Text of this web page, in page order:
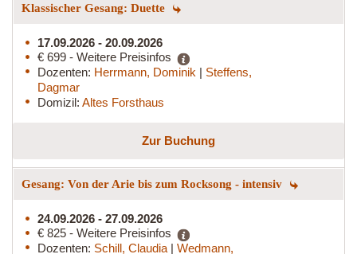
Klassischer Gesang: Duette
17.09.2026 - 20.09.2026
€ 699 - Weitere Preisinfos
Dozenten: Herrmann, Dominik | Steffens,
Dagmar
Domizil: Altes Forsthaus
Zur Buchung
Gesang: Von der Arie bis zum Rocksong - intensiv
24.09.2026 - 27.09.2026
€ 825 - Weitere Preisinfos
Dozenten: Schill, Claudia | Wedmann,